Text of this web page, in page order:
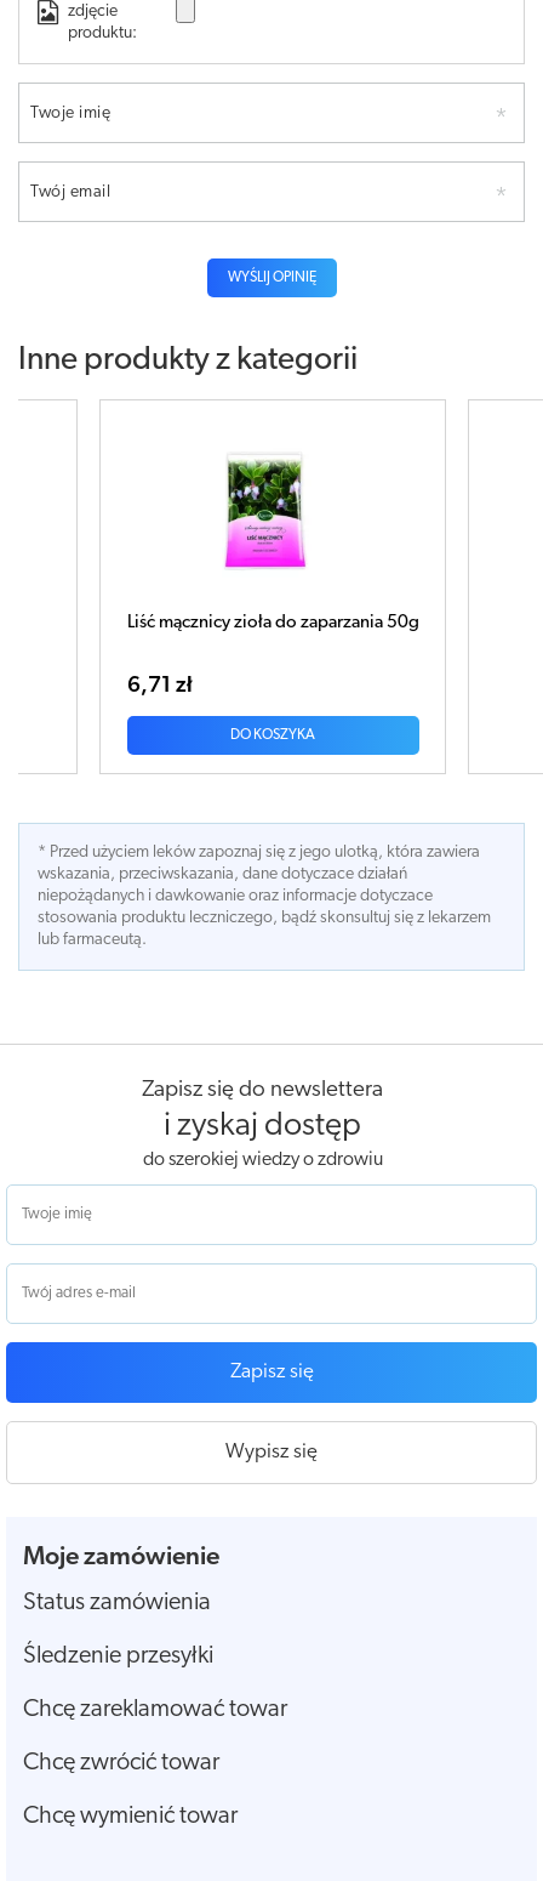
zdjęcie
produktu:
Twoje imię
Twój email
WYŚLIJ OPINIĘ
Inne produkty z kategorii
KOSZYCZEK ARNIKI 25g
DO KOSZYKA
* Przed użyciem leków zapoznaj się z jego ulotką, która zawiera
wskazania, przeciwskazania, dane dotyczace działań
niepożądanych i dawkowanie oraz informacje dotyczace
stosowania produktu leczniczego, bądź skonsultuj się z lekarzem
lub farmaceutą.
Zapisz się do newslettera
i zyskaj dostęp
do szerokiej wiedzy o zdrowiu
Zapisz się
Wypisz się
Moje zamówienie
Status zamówienia
Śledzenie przesyłki
Chcę zareklamować towar
Chcę zwrócić towar
Chcę wymienić towar